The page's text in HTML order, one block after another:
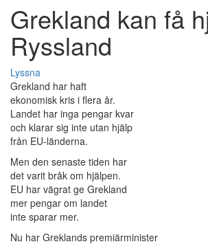
Grekland kan få
Ryssland
Lyssna
Grekland har haft
ekonomisk kris i flera år.
Landet har inga pengar kvar
och klarar sig inte utan hjälp
från EU-länderna.
Men den senaste tiden har
det varit bråk om hjälpen.
EU har vägrat ge Grekland
mer pengar om landet
inte sparar mer.
Nu har Greklands premiärminister